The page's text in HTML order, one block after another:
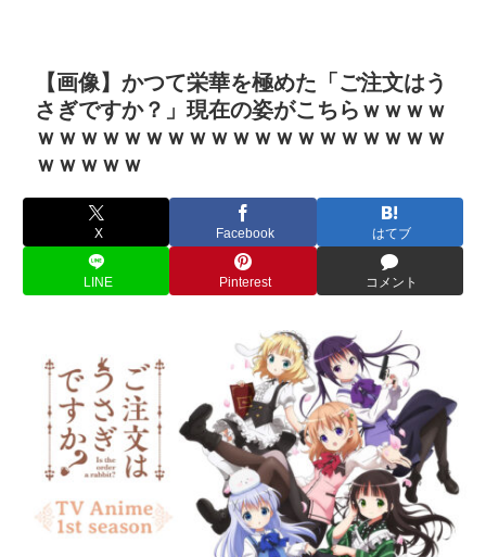
【画像】かつて栄華を極めた「ご注文はう
さぎですか？」現在の姿がこちらｗｗｗｗ
ｗｗｗｗｗｗｗｗｗｗｗｗｗｗｗｗｗｗｗ
ｗｗｗｗｗ
X Facebook はてブ
LINE Pinterest コメント